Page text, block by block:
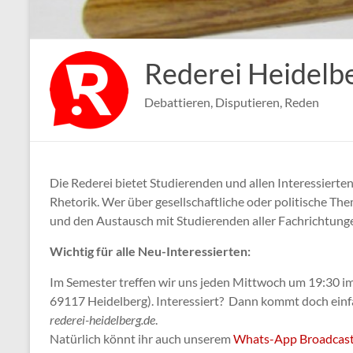
Rederei
Debattieren, Disputieren, Reden
Die Rederei bietet Studierenden und allen
Rhetorik. Wer über gesellschaftliche oder politische
und den Austausch mit Studierenden aller
Wichtig für alle Neu-Interessierten:
Im Semester treffen wir uns jeden Mittwoch um 19:30
69117 Heidelberg). Interessiert? Dann kommt doch
rederei-heidelberg.de
Natürlich könnt ihr auch unseremWhats-App